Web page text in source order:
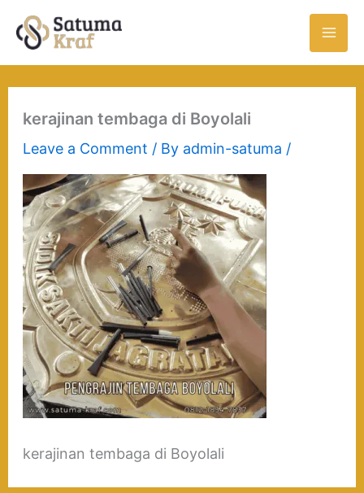
kerajinan tembaga di Boyolali
Leave a Comment / By admin-satuma /
kerajinan tembaga di Boyolali